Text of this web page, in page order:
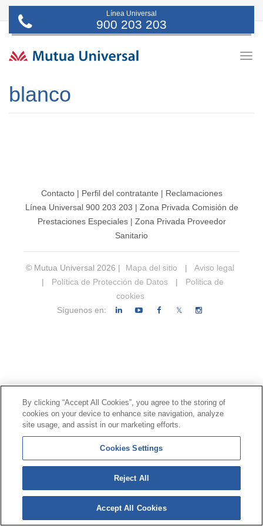
Línea Universal
900 203 203
blanco
Contacto| Perfil del contratante | Reclamaciones
Línea Universal 900 203 203 | Zona Privada Comisión de
Prestaciones Especiales| Zona Privada Proveedor
Sanitario
© Mutua Universal 2026 | Mapa del sitio |
Aviso legal
|
Política de Protección de Datos |
Politica de
cookies
Síguenos en:
𝕏
By clicking “Accept All Cookies”, you agree to the storing of
cookies on your device to enhance site navigation, analyze
site usage, and assist in our marketing efforts.
Cookies Settings
Reject All
Accept All Cookies